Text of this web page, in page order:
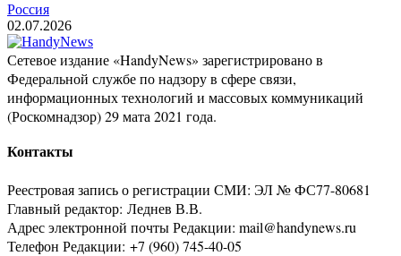
Россия
02.07.2026
Сетевое издание «HandyNews» зарегистрировано в
Федеральной службе по надзору в сфере связи,
информационных технологий и массовых коммуникаций
(Роскомнадзор) 29 мата 2021 года.
Контакты
Реестровая запись о регистрации СМИ: ЭЛ № ФС77-80681
Главный редактор: Леднев В.В.
Адрес электронной почты Редакции: mail@handynews.ru
Телефон Редакции: +7 (960) 745-40-05